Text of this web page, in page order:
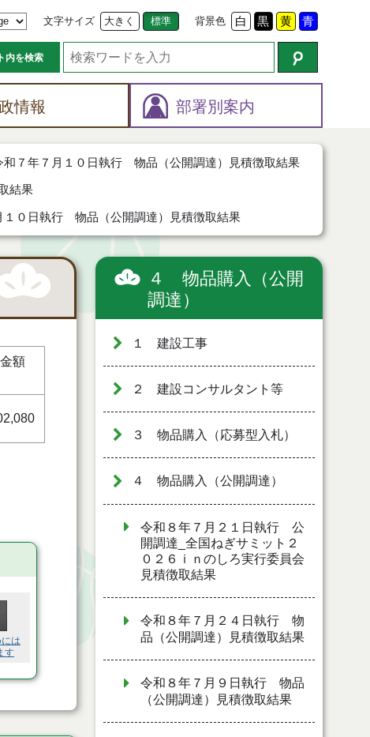
文字サイズ 大きく 標準 背景色 白 黒 黄 青
内を検索
情報 部署別案内
和７年７月１０日執行 物品（公開調達）見積徴取結果
結果
１０日執行 物品（公開調達）見積徴取結果
額
は
す
４ 物品購入（公開
調達）
１ 建設工事
２ 建設コンサルタント等
３ 物品購入（応募型入札）
４ 物品購入（公開調達）
令和８年７月２１日執行 公
開調達_全国ねぎサミット２
０２６ｉｎのしろ実行委員会
見積徴取結果
令和８年７月２４日執行 物
品（公開調達）見積徴取結果
令和８年７月９日執行 物品
（公開調達）見積徴取結果